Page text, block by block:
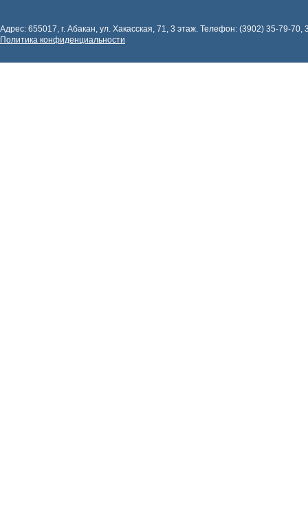
Адрес: 655017, г. Абакан, ул. Хакасская, 71, 3 этаж. Телефон: (3902) 35-79-
Политика конфиденциальности